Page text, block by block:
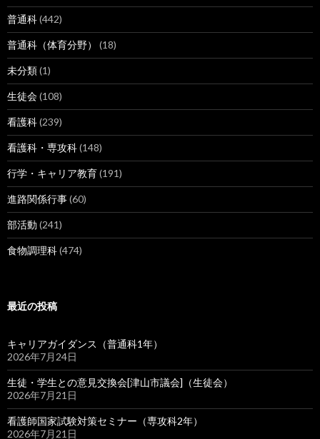
普通科(442)
普通科（体育分野） (18)
未分類(1)
生徒会(108)
看護科(239)
看護科・専攻科(148)
行学・キャリア教育(191)
進路関係行事(60)
部活動 (241)
食物調理科(474)
最近の投稿
キャリアガイダンス（普通科1年）
2026年7月24日
生徒・学生との意見交換会[津山市議会]（生徒会）
2026年7月21日
看護師国家試験対策セミナー（専攻科2年）
2026年7月21日